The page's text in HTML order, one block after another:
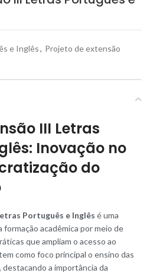
e Inglês, Projeto de extensão
III Letras
Inovação no
do
Português e Inglês é uma
acadêmica por meio de
que ampliam o acesso ao
como foco principal o ensino das
a importância da